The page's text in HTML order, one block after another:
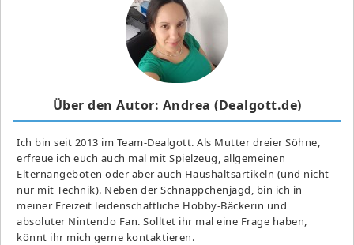
Über den Autor: Andrea (Dealgott.de)
Ich bin seit 2013 im Team-Dealgott. Als Mutter dreier Söhne,
erfreue ich euch auch mal mit Spielzeug, allgemeinen
Elternangeboten oder aber auch Haushaltsartikeln (und nicht
nur mit Technik). Neben der Schnäppchenjagd, bin ich in
meiner Freizeit leidenschaftliche Hobby-Bäckerin und
absoluter Nintendo Fan. Solltet ihr mal eine Frage haben,
könnt ihr mich gerne kontaktieren.